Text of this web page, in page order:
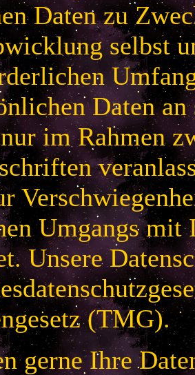
Daten zu
selbst
Daten
im Rahmen
Umgangs mit
Unsere
(TMG).
gerne Ihre